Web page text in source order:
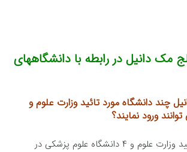
مک دانیل در رابطه با دانشگاههای
چند دانشگاه مورد تائید وزارت علومو
ورود نمایند؟
۸ دانشگاه مورد تایید وزارت علوم و ۴ دانشگاه علوم پزشکی در